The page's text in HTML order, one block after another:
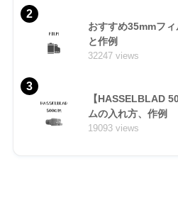
2
おすすめ35mmフ
と作例
32247 views
3
【HASSELBLAD
ムの入れ方、作例
19093 views